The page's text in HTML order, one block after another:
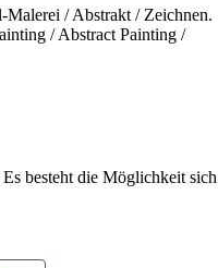
/ Abstrakt / Zeichnen.
/ Abstract Painting /
Es besteht die Möglichkeit sich